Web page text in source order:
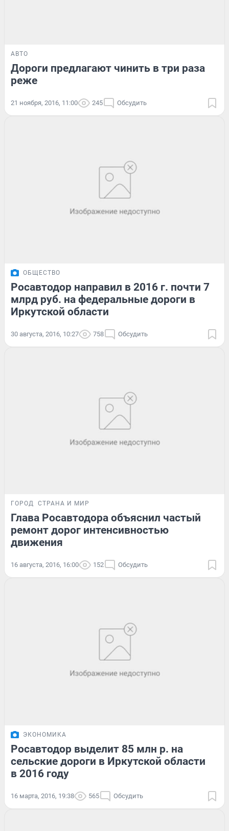
АВТО
Дороги предлагают чинить в три раза
реже
21 ноября, 2016, 11:00 245 Обсудить
ОБЩЕСТВО
Росавтодор направил в 2016 г. почти 7
млрд руб. на федеральные дороги в
Иркутской области
30 августа, 2016, 10:27 758 Обсудить
ГОРОД СТРАНА И МИР
Глава Росавтодора объяснил частый
ремонт дорог интенсивностью
движения
16 августа, 2016, 16:00 152 Обсудить
ЭКОНОМИКА
Росавтодор выделит 85 млн р. на
сельские дороги в Иркутской области
в 2016 году
16 марта, 2016, 19:38 565 Обсудить